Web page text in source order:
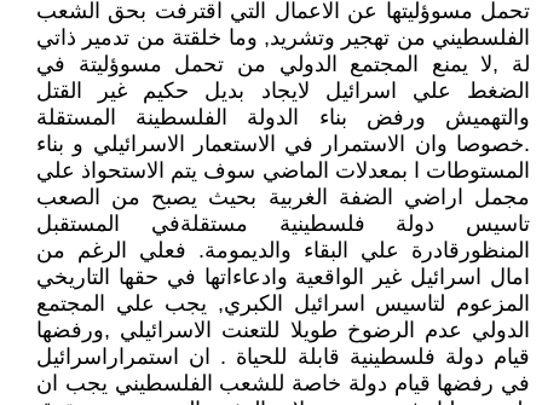
تحمل مسوؤليتها عن الاعمال التي اقترفت بحق الشعب
الفلسطيني من تهجير وتشريد, وما خلقتة من تدمير ذاتي
لة ,لا يمنع المجتمع الدولي من تحمل مسوؤليتة في
الضغط علي اسرائيل لايجاد بديل حكيم غير القتل
والتهميش ورفض بناء الدولة الفلسطينة المستقلة
.خصوصا وان الاستمرار في الاستعمار الاسرائيلي و بناء
المستوطات ا بمعدلات الماضي سوف يتم الاستحواذ علي
مجمل اراضي الضفة الغربية بحيث يصبح من الصعب
تاسيس دولة فلسطينية مستقلةفي المستقبل
المنظورقادرة علي البقاء والديمومة. فعلي الرغم من
امال اسرائيل غير الواقعية وادعاءاتها في حقها التاريخي
المزعوم لتاسيس اسرائيل الكبري, يجب علي المجتمع
الدولي عدم الرضوخ طويلا للتعنت الاسرائيلي ,ورفضها
قيام دولة فلسطينية قابلة للحياة . ان استمراراسرائيل
في رفضها قيام دولة خاصة للشعب الفلسطيني يجب ان